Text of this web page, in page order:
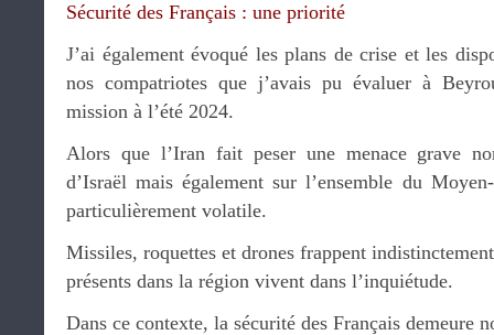
Sécurité des Français : une priorité
J’ai également évoqué les plans de crise et les
nos compatriotes que j’avais pu évaluer à
mission à l’été 2024.
Alors que l’Iran fait peser une menace grave
d’Israël mais également sur l’ensemble du
particulièrement volatile.
Missiles, roquettes et drones frappent
présents dans la région vivent dans l’inquiétude.
Dans ce contexte, la sécurité des Français demeure